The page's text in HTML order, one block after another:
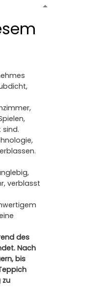
sind.
verblasst
des
Nach
bis
zu